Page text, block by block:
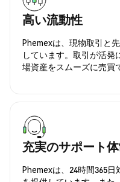
高い流動性
Phemexは、現物取引と
しています。取引が活発
場資産をスムーズに売買
充実のサポート
Phemexは、24時間365